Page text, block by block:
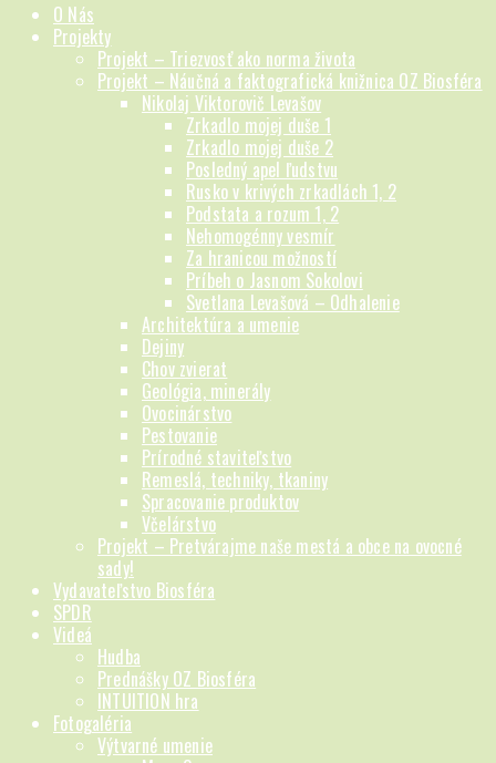
O Nás
Projekty
Projekt – Triezvosť ako norma života
Projekt – Náučná a faktografická knižnica OZ Biosféra
Nikolaj Viktorovič Levašov
Zrkadlo mojej duše 1
Zrkadlo mojej duše 2
Posledný apel ľudstvu
Rusko v krivých zrkadlách 1, 2
Podstata a rozum 1, 2
Nehomogénny vesmír
Za hranicou možností
Príbeh o Jasnom Sokolovi
Svetlana Levašová – Odhalenie
Architektúra a umenie
Dejiny
Chov zvierat
Geológia, minerály
Ovocinárstvo
Pestovanie
Prírodné staviteľstvo
Remeslá, techniky, tkaniny
Spracovanie produktov
Včelárstvo
Projekt – Pretvárajme naše mestá a obce na ovocné
sady!
Vydavateľstvo Biosféra
SPDR
Videá
Hudba
Prednášky OZ Biosféra
INTUITION hra
Fotogaléria
Výtvarné umenie